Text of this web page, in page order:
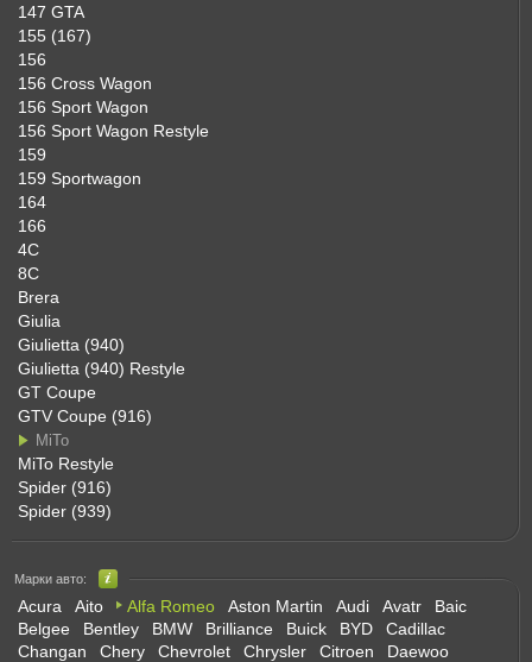
147 GTA
155 (167)
156
156 Cross Wagon
156 Sport Wagon
156 Sport Wagon Restyle
159
159 Sportwagon
164
166
4C
8C
Brera
Giulia
Giulietta (940)
Giulietta (940) Restyle
GT Coupe
GTV Coupe (916)
MiTo
MiTo Restyle
Spider (916)
Spider (939)
Марки авто:
Acura Aito Alfa Romeo Aston Martin Audi Avatr
Baic
Belgee
Bentley BMW Brilliance Buick BYD
Cadillac
Changan
Chery Chevrolet Chrysler Citroen
Daewoo